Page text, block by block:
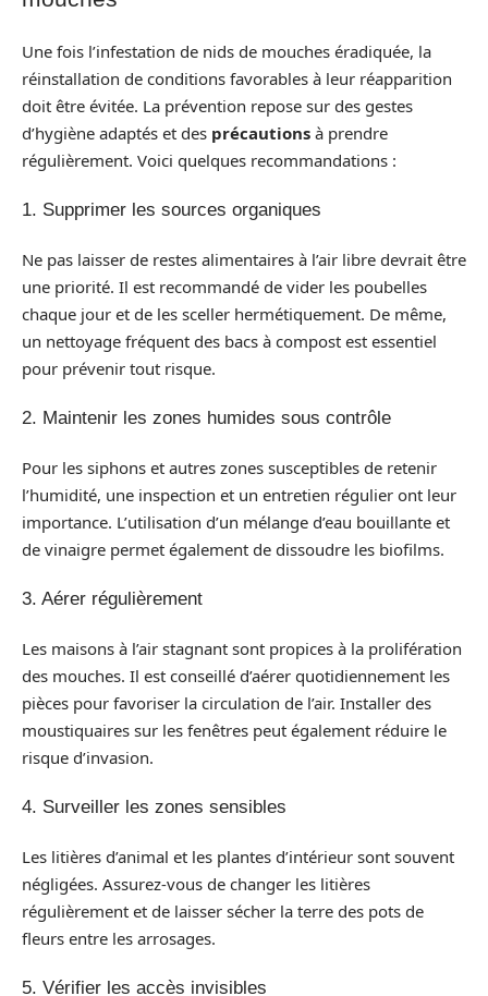
Une fois l’infestation de nids de mouches éradiquée, la
réinstallation de conditions favorables à leur réapparition
doit être évitée. La prévention repose sur des gestes
d’hygiène adaptés et des précautions à prendre
régulièrement. Voici quelques recommandations :
1. Supprimer les sources organiques
Ne pas laisser de restes alimentaires à l’air libre devrait être
une priorité. Il est recommandé de vider les poubelles
chaque jour et de les sceller hermétiquement. De même,
un nettoyage fréquent des bacs à compost est essentiel
pour prévenir tout risque.
2. Maintenir les zones humides sous contrôle
Pour les siphons et autres zones susceptibles de retenir
l’humidité, une inspection et un entretien régulier ont leur
importance. L’utilisation d’un mélange d’eau bouillante et
de vinaigre permet également de dissoudre les biofilms.
3. Aérer régulièrement
Les maisons à l’air stagnant sont propices à la prolifération
des mouches. Il est conseillé d’aérer quotidiennement les
pièces pour favoriser la circulation de l’air. Installer des
moustiquaires sur les fenêtres peut également réduire le
risque d’invasion.
4. Surveiller les zones sensibles
Les litières d’animal et les plantes d’intérieur sont souvent
négligées. Assurez-vous de changer les litières
régulièrement et de laisser sécher la terre des pots de
fleurs entre les arrosages.
5. Vérifier les accès invisibles